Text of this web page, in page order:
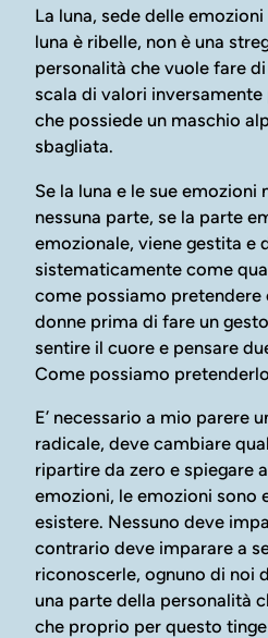
La luna, sede delle
luna è ribelle, non è una
personalità che vuole fare
scala di valori
che possiede un maschio
sbagliata.
Se la luna e le sue emozioni
nessuna parte, se la parte
emozionale, viene gestita e
sistematicamente come
come possiamo pretendere
donne prima di fare un
sentire il cuore e pensare
Come possiamo
E’ necessario a mio parere
radicale, deve cambiare
ripartire da zero e spiegare
emozioni, le emozioni sono
esistere. Nessuno deve
contrario deve imparare a
riconoscerle, ognuno di noi
una parte della personalità
che proprio per questo